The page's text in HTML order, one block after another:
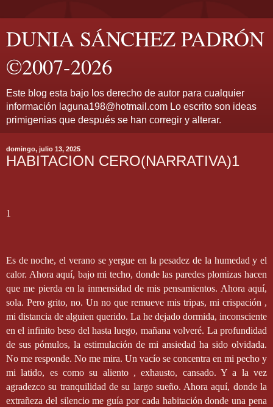
DUNIA SÁNCHEZ PADRÓN
©2007-2026
Este blog esta bajo los derecho de autor para cualquier
información laguna198@hotmail.com Lo escrito son ideas
primigenias que después se han corregir y alterar.
domingo, julio 13, 2025
HABITACION CERO(NARRATIVA)1
1
Es de noche, el verano se yergue en la pesadez de la humedad y el
calor. Ahora aquí, bajo mi techo, donde las paredes plomizas hacen
que me pierda en la inmensidad de mis pensamientos. Ahora aquí,
sola. Pero grito, no. Un no que remueve mis tripas, mi crispación ,
mi distancia de alguien querido. La he dejado dormida, inconsciente
en el infinito beso del hasta luego, mañana volveré. La profundidad
de sus pómulos, la estimulación de mi ansiedad ha sido olvidada.
No me responde. No me mira. Un vacío se concentra en mi pecho y
mi latido, es como su aliento , exhausto, cansado. Y a la vez
agradezco su tranquilidad de su largo sueño. Ahora aquí, donde la
extrañeza del silencio me guía por cada habitación donde una pena